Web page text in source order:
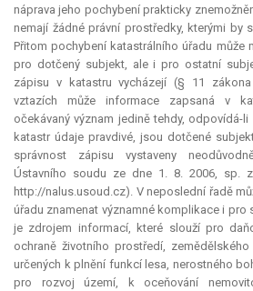
náprava jeho pochybení prakticky
nemají žádné právní prostředky, kterými by
Přitom pochybení katastrálního úřadu může
pro dotčený subjekt, ale i pro ostatní
zápisu v katastru vycházejí (§ 11
vztazích může informace zapsaná v
očekávaný význam jedině tehdy, odpovídá-
katastr údaje pravdivé, jsou dotčené
správnost zápisu vystaveny
Ústavního soudu ze dne 1. 8. 2006, sp.
http://nalus.usoud.cz). V neposlední řadě
úřadu znamenat významné komplikace i pro
je zdrojem informací, které slouží pro
ochraně životního prostředí,
určených k plnění funkcí lesa, nerostného
pro rozvoj území, k oceňování